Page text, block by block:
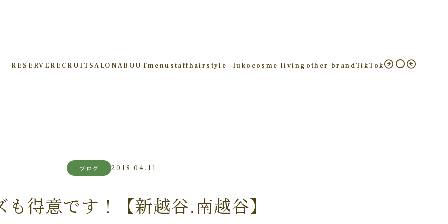
RESERVE RECRUITSALONABOUTmenu staffhairstyle –luko cosme living other brandTikTok
ブログ 2018.04.11
も得意です！【新越谷.南越谷】